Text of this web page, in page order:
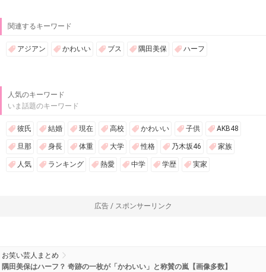
関連するキーワード
アジアン かわいい ブス 隅田美保 ハーフ
人気のキーワード
いま話題のキーワード
彼氏 結婚 現在 高校 かわいい 子供 AKB48
旦那 身長 体重 大学 性格 乃木坂46 家族
人気 ランキング 熱愛 中学 学歴 実家
広告 / スポンサーリンク
お笑い芸人まとめ
隅田美保はハーフ？ 奇跡の一枚が「かわいい」と称賛の嵐【画像多数】